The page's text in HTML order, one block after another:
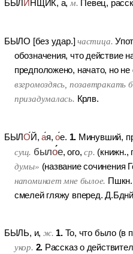
БЫЛ И НЩИК, а, м. Певец,
БЫЛО [без удар.]частица.
обозначения, что действие
предположено, начато, но
взгромоздясь, позавтракать
призадумалась. Крлв.
БЫЛОЙ,ая,ое. 1. Минувший,
сущ. былое, ого,ср. (книжн.,
думы» (название сочинения
напоминает мне былое.
смелей гляжу вперед.
БЫЛЬ, и, ж. 1. То, что было (в
укор. 2. Рассказ о